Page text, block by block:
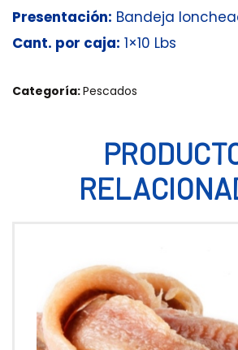
Presentación: Bandeja
Cant. por caja: 1×10 Lbs
Categoría:Pescados